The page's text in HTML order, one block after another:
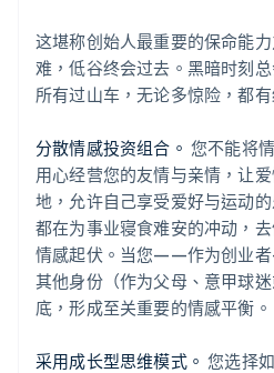
这堪称创始人最重要的保命能
难，低谷终会过去。黑暗时刻
所有过山车，无论多惊险，都有
分散情感投资组合。 您不能将
用心经营您的友情与亲情，让
地，允许自己享受爱好与运动
都在为事业寝食难安的冲动，
情感起伏。当您——作为创业
其他身份（作为父母、意甲球
底，形成至关重要的情感平衡。
采用成长型思维模式。 您选择